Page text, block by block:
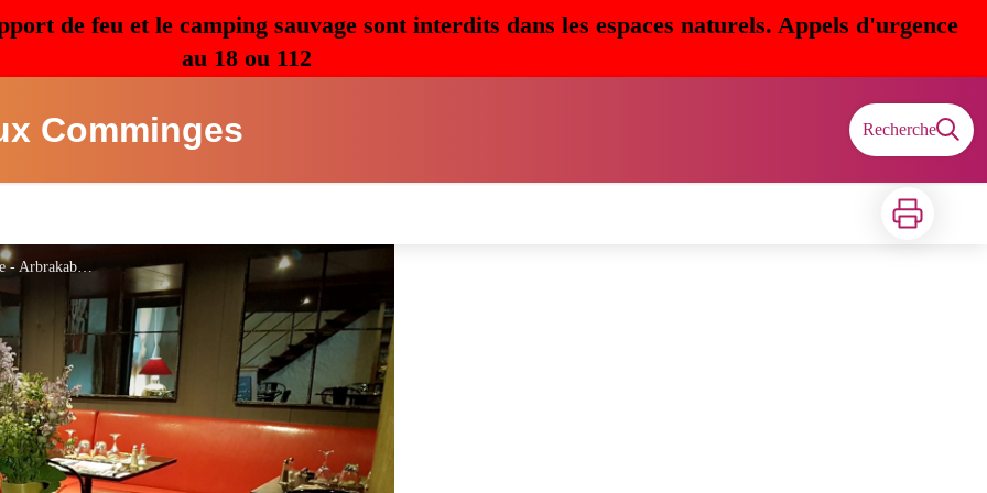
de feu et le camping sauvage sont interdits dans les espaces naturels. Appels d'urgence
au 18 ou 112
Comminges Recherche
Imprimer
Restaurant cabanes Arbrakabane - Arbrakabane